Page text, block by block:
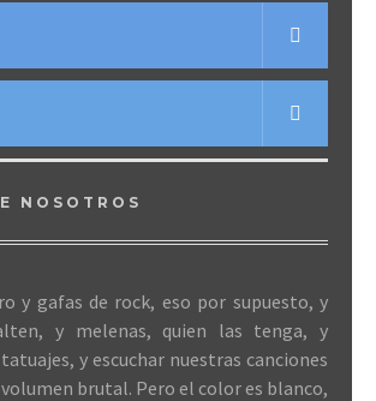
NOSOTROS
y gafas de rock, eso por supuesto, y
y melenas, quien las tenga, y
y escuchar nuestras canciones
brutal. Pero el color es blanco,